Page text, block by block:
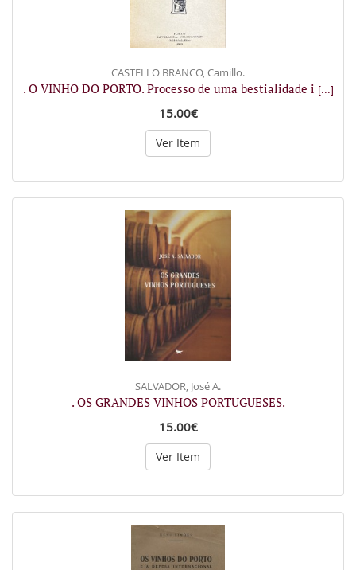
CASTELLO BRANCO, Camillo.
. O VINHO DO PORTO. Processo de uma bestialidade i [...]
15.00€
Ver Item
SALVADOR, José A.
. OS GRANDES VINHOS PORTUGUESES.
15.00€
Ver Item